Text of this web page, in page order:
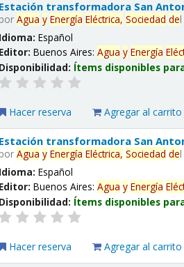
Estación transformadora San
porAgua y Energía Eléctrica, Sociedad de
Idioma:Español
Editor:Buenos Aires:Agua y Energía
Disponibilidad: Ítems disponibles
Hacer reserva Agregar al carrito
Estación transformadora San
porAgua y Energía Eléctrica, Sociedad de
Idioma:Español
Editor:Buenos Aires:Agua y Energía
Disponibilidad: Ítems disponibles
Hacer reserva Agregar al carrito